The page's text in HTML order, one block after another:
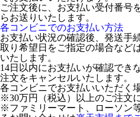
ご注文後に、お支払い受付番号
らお送りいたします。
各コンビニでのお支払い方法
お支払い状況の確認後、発送手
取り希望日をご指定の場合など
いたします。
14日以内にお支払いが確認でき
注文をキャンセルいたします。
各コンビニでお支払いいただく
※30万円（税込）以上のご注文
※ファミリーマート、ローソン